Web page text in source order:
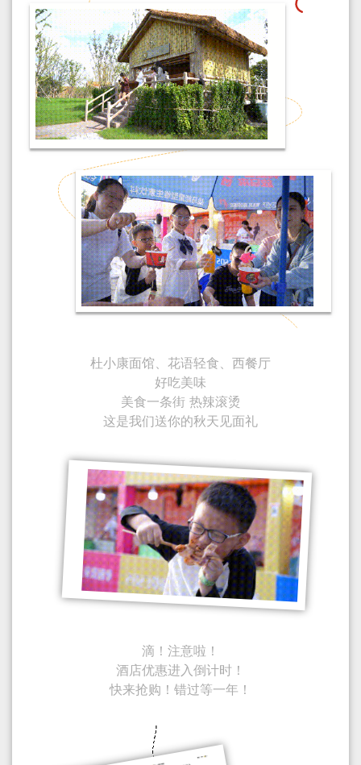
杜小康面馆、花语轻食、西餐厅
好吃美味
美食一条街 热辣滚烫
这是我们送你的秋天见面礼
滴！注意啦！
酒店优惠进入倒计时！
快来抢购！错过等一年！